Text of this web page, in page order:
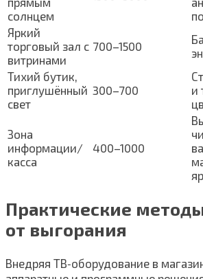
солнцем
Яркий
торговый зал с
витринами
700–1500
Тихий бутик,
приглушённый
свет
300–700
и
Зона
информации/
касса
400–1000
Практические
от выгорания
Внедряя ТВ‑оборудование в